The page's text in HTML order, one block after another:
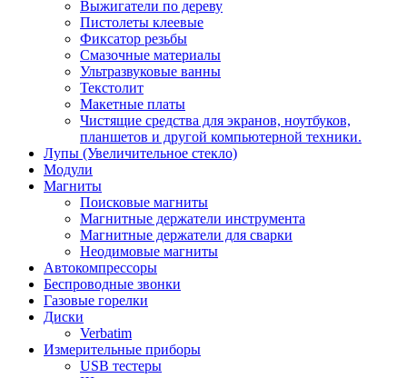
Выжигатели по дереву
Пистолеты клеевые
Фиксатор резьбы
Смазочные материалы
Ультразвуковые ванны
Текстолит
Макетные платы
Чистящие средства для экранов, ноутбуков,
планшетов и другой компьютерной техники.
Лупы (Увеличительное стекло)
Модули
Магниты
Поисковые магниты
Магнитные держатели инструмента
Магнитные держатели для сварки
Неодимовые магниты
Автокомпрессоры
Беспроводные звонки
Газовые горелки
Диски
Verbatim
Измерительные приборы
USB тестеры